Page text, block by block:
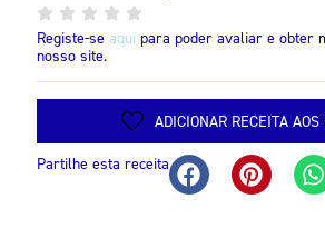
Registe-se aqui para poder avaliar e obter
nosso site.
ADICIONAR RECEITA AOS
Partilhe esta receita